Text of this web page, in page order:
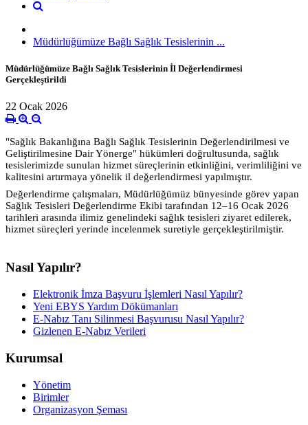
Müdürlüğümüze Bağlı Sağlık Tesislerinin ...
Müdürlüğümüze Bağlı Sağlık Tesislerinin İl Değerlendirmesi
Gerçekleştirildi
22 Ocak 2026
"Sağlık Bakanlığına Bağlı Sağlık Tesislerinin Değerlendirilmesi ve
Geliştirilmesine Dair Yönerge" hükümleri doğrultusunda, sağlık
tesislerimizde sunulan hizmet süreçlerinin etkinliğini, verimliliğini ve
kalitesini artırmaya yönelik il değerlendirmesi yapılmıştır.
Değerlendirme çalışmaları, Müdürlüğümüz bünyesinde görev yapan
Sağlık Tesisleri Değerlendirme Ekibi tarafından 12–16 Ocak 2026
tarihleri arasında ilimiz genelindeki sağlık tesisleri ziyaret edilerek,
hizmet süreçleri yerinde incelenmek suretiyle gerçekleştirilmiştir.
Nasıl Yapılır?
Elektronik İmza Başvuru İşlemleri Nasıl Yapılır?
Yeni EBYS Yardım Dökümanları
E-Nabız Tanı Silinmesi Başvurusu Nasıl Yapılır?
Gizlenen E-Nabız Verileri
Kurumsal
Yönetim
Birimler
Organizasyon Şeması